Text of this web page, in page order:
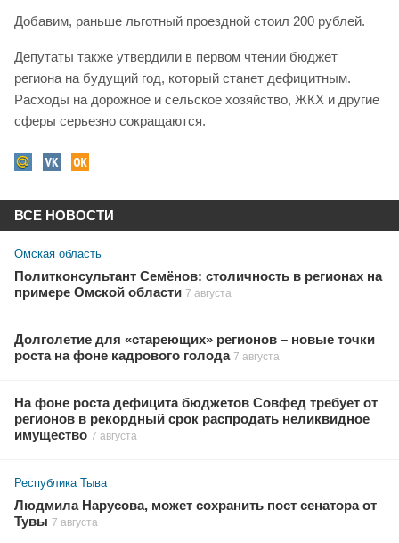
Добавим, раньше льготный проездной стоил 200 рублей.
Депутаты также утвердили в первом чтении бюджет
региона на будущий год, который станет дефицитным.
Расходы на дорожное и сельское хозяйство, ЖКХ и другие
сферы серьезно сокращаются.
ВСЕ НОВОСТИ
Омская область
Политконсультант Семёнов: столичность в регионах на
примере Омской области 7 августа
Долголетие для «стареющих» регионов – новые точки
роста на фоне кадрового голода 7 августа
На фоне роста дефицита бюджетов Совфед требует от
регионов в рекордный срок распродать неликвидное
имущество 7 августа
Республика Тыва
Людмила Нарусова, может сохранить пост сенатора от
Тувы 7 августа